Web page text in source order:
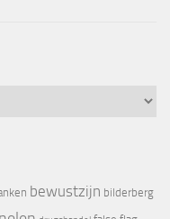
bewustzijn bilderberg